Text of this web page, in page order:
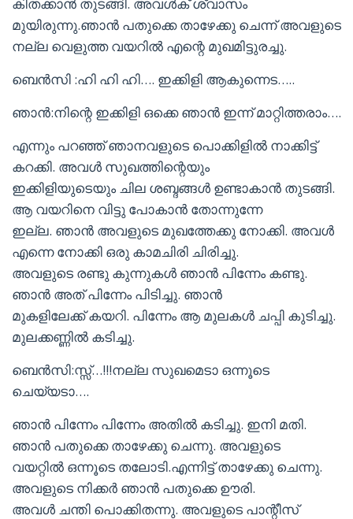
മുയിരുന്നു.ഞാൻ പതുക്കെ താഴേക്കു ചെന്ന് അവളുടെ
നല്ല വെളുത്ത വയറിൽ എന്റെ മുഖമിട്ടുരച്ചു.
ബെൻസി :ഹി ഹി ഹി…. ഇക്കിളി ആകുന്നെട…..
ഞാൻ:നിന്റെ ഇക്കിളി ഒക്കെ ഞാൻ ഇന്ന് മാറ്റിത്തരാം….
എന്നും പറഞ്ഞ് ഞാനവളുടെ പൊക്കിളിൽ നാക്കിട്ട്
കറക്കി. അവൾ സുഖത്തിന്റെയും
ഇക്കിളിയുടെയും ചില ശബ്ദങ്ങൾ ഉണ്ടാകാൻ തുടങ്ങി.
ആ വയറിനെ വിട്ടു പോകാൻ തോന്നുന്നേ
ഇല്ല. ഞാൻ അവളുടെ മുഖത്തേക്കു നോക്കി. അവൾ
എന്നെ നോക്കി ഒരു കാമചിരി ചിരിച്ചു.
അവളുടെ രണ്ടു കുന്നുകൾ ഞാൻ പിന്നേം കണ്ടു.
ഞാൻ അത് പിന്നേം പിടിച്ചു. ഞാൻ
മുകളിലേക്ക് കയറി. പിന്നേം ആ മുലകൾ ചപ്പി കുടിച്ചു.
മുലക്കണ്ണിൽ കടിച്ചു.
ബെൻസി:സ്സ്…!!!നല്ല സുഖമെടാ ഒന്നൂടെ
ചെയ്യടാ….
ഞാൻ പിന്നേം പിന്നേം അതിൽ കടിച്ചു. ഇനി മതി.
ഞാൻ പതുക്കെ താഴേക്കു ചെന്നു. അവളുടെ
വയറ്റിൽ ഒന്നൂടെ തലോടി.എന്നിട്ട് താഴേക്കു ചെന്നു.
അവളുടെ നിക്കർ ഞാൻ പതുക്കെ ഊരി.
അവൾ ചന്തി പൊക്കിതന്നു. അവളുടെ പാന്റീസ്